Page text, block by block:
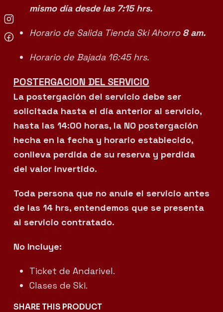
mismo día desde las 7:15 hrs.
Horario de Salida Tienda Ski Ahorro 8 am.
Horario de Bajada 16:45 hrs.
POSTERGACION DEL SERVICIO
La postergación del servicio debe ser
solicitada hasta el día anterior al servicio,
hasta las 14:00 horas, la NO postergación
hecha en la fecha y horario establecido,
conlleva perdida de su reserva y perdida
del valor invertido.
Toda persona que no anule el servicio antes
de las 14 hrs, entendemos que se presenta
al servicio contratado.
No Incluye:
Ticket de Andarivel.
Clases de Ski.
SHARE THIS PRODUCT